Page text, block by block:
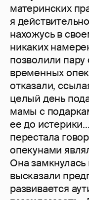
материнских
я
нахожусь в
никаких
позволили
временных
отказали,
целый день
мамы с
ее до
перестала
опекунами
Она
высказали
развивается